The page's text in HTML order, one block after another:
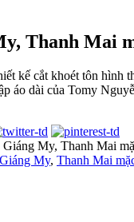
Thanh Mai
kế cắt khoét tôn hình
áo dài của Tomy
My, Thanh Mai
Giáng My, Thanh Mai